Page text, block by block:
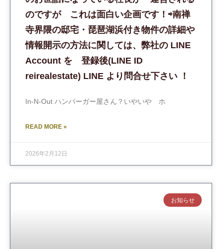
のですが これは面白い企画です！⇨南禅
寺界隈の邸宅・琵琶湖浜付き物件の詳細や
情報開示の方法に関しては、弊社の LINE
Account を 登録後(LINE ID
reirealestate) LINE より問合せ下さい ！
In-N-Out ハンバーガー屋さん？いやいや ホ
READ MORE »
2026年2月12日
お知らせ